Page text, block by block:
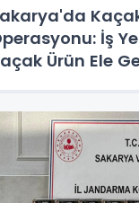
İş
Ürün Ele